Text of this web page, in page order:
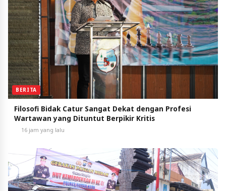
BERITA
Filosofi Bidak Catur Sangat Dekat dengan Profesi
Wartawan yang Dituntut Berpikir Kritis
16 jam yang lalu